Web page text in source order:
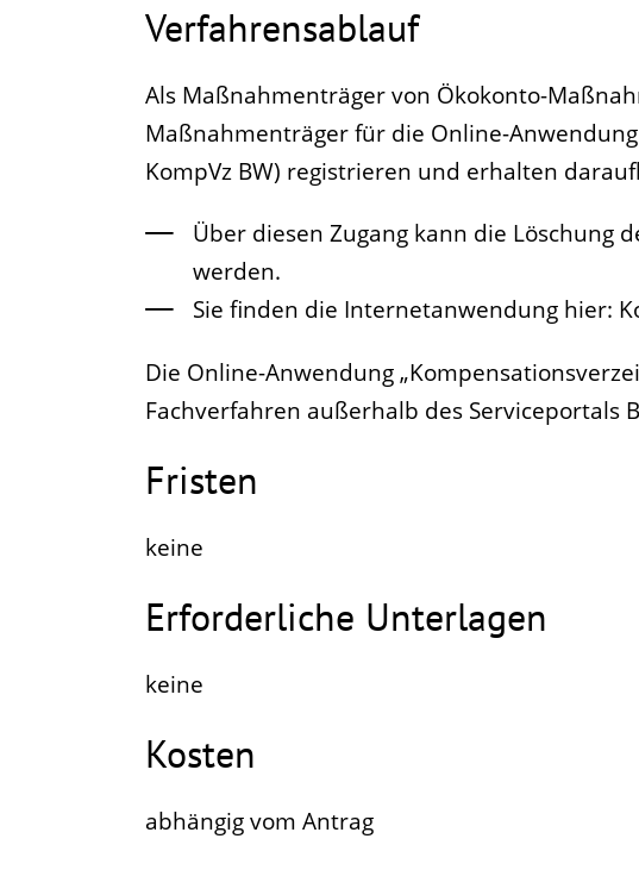
Verfahrensablauf
Als Maßnahmenträger von Ökokonto-
Maßnahmenträger für die Online-
KompVz BW) registrieren und erhalten
Über diesen Zugang kann die
werden.
Sie finden die Internetanwendung hier:
Die Online-Anwendung
Fachverfahren außerhalb des Serviceportals
Fristen
keine
Erforderliche Unterlagen
keine
Kosten
abhängig vom Antrag